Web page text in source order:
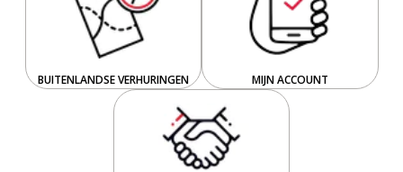
BUITENLANDSE VERHURINGEN MIJN ACCOUNT